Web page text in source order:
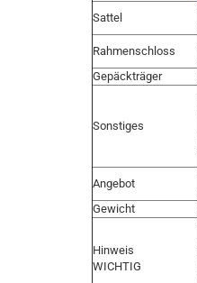
Sattel
Rahmenschloss
Gepäckträger
Sonstiges
Angebot
Gewicht
Hinweis
WICHTIG